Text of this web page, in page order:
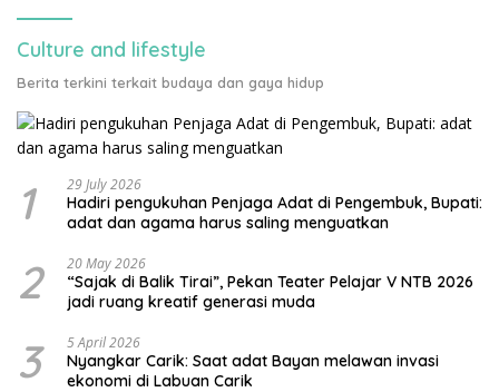
Culture and lifestyle
Berita terkini terkait budaya dan gaya hidup
1 29 July 2026
Hadiri pengukuhan Penjaga Adat di Pengembuk, Bupati:
adat dan agama harus saling menguatkan
2 20 May 2026
“Sajak di Balik Tirai”, Pekan Teater Pelajar V NTB 2026
jadi ruang kreatif generasi muda
3 5 April 2026
Nyangkar Carik: Saat adat Bayan melawan invasi
ekonomi di Labuan Carik